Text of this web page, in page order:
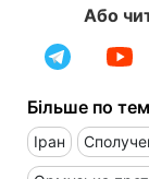
Або
Більше по
Іран